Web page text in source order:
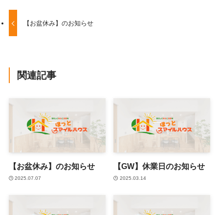
【お盆休み】のお知らせ
関連記事
【お盆休み】のお知らせ
2025.07.07
【GW】休業日のお知らせ
2025.03.14